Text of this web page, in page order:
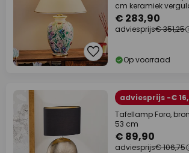
cm keramiek
€ 283,90
adviesprijs€ 351,25
Op voorraad
adviesprijs -€
Tafellamp Foro,
53 cm
€ 89,90
adviesprijs€ 106,75